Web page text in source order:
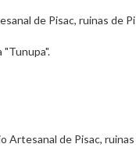
de Pisac, ruinas de
Artesanal de Pisac, ruinas